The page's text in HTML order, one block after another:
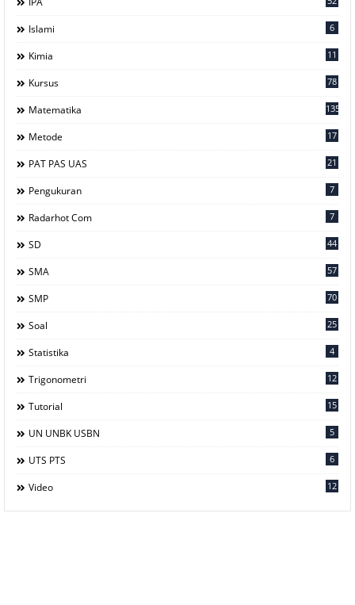
Islami 6
Kimia 11
Kursus 78
Matematika 135
Metode 17
PAT PAS UAS 21
Pengukuran 7
Radarhot Com 7
SD 44
SMA 57
SMP 70
Soal 25
Statistika 4
Trigonometri 12
Tutorial 15
UN UNBK USBN 5
UTS PTS 6
Video 12